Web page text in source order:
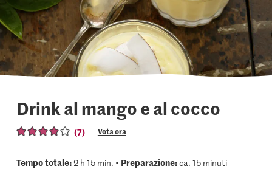
Drink al mango e al cocco
(7) Vota ora
Tempo totale:2 h 15 min. • Preparazione:ca. 15 minuti